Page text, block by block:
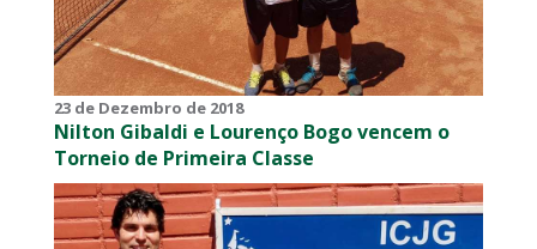
23 de Dezembro de 2018
Nilton Gibaldi e Lourenço Bogo vencem o
Torneio de Primeira Classe